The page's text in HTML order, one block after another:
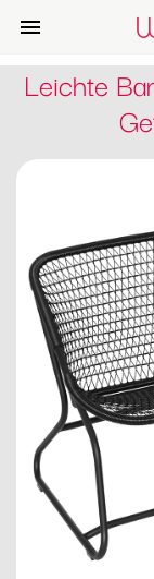

Leichte